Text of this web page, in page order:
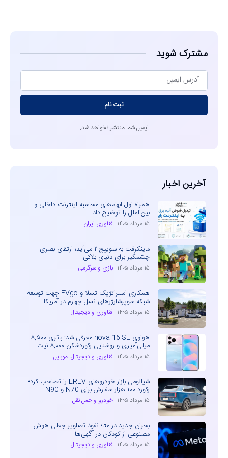
مشترک شوید
ثبت نام
ایمیل شما منتشر نخواهد شد.
آخرین اخبار
همراه اول ابهام‌های محاسبه اینترنت داخلی و
بین‌الملل را توضیح داد
۱۵ مرداد ۱۴۰۵ فناوری ایران
ماینکرفت به سوییچ ۲ می‌آید؛ ارتقای بصری
چشمگیر برای دنیای بلاکی
۱۵ مرداد ۱۴۰۵ بازی و سرگرمی
همکاری استراتژیک تسلا و EVgo جهت توسعه
شبکه سوپرشارژرهای نسل چهارم در آمریکا
۱۵ مرداد ۱۴۰۵ فناوری و دیجیتال
هواوی nova 16 SE معرفی شد: باتری ۸,۵۰۰
میلی‌آمپری و روشنایی رکوردشکن ۸,۰۰۰ نیت
۱۵ مرداد ۱۴۰۵ فناوری و دیجیتال، موبایل
شیائومی بازار خودروهای EREV را تصاحب کرد؛
رکورد ۱۰۰ هزار سفارش برای N70 و N90
۱۵ مرداد ۱۴۰۵ خودرو و حمل نقل
بحران جدید در متا؛ نفوذ تصاویر جعلی هوش
مصنوعی از کودکان در آگهی‌ها
۱۵ مرداد ۱۴۰۵ فناوری و دیجیتال